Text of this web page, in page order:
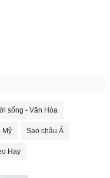
sống - Văn Hóa
Mỹ Sao châu Á
Hay